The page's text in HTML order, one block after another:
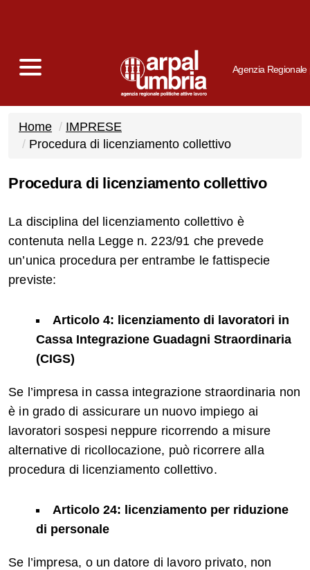
Agenzia Regionale
Home
IMPRESE
Procedura di licenziamento collettivo
Procedura di licenziamento collettivo
La disciplina del licenziamento collettivo è
contenuta nella Legge n. 223/91 che prevede
un’unica procedura per entrambe le fattispecie
previste:
Articolo 4: licenziamento di lavoratori in
Cassa Integrazione Guadagni Straordinaria
(CIGS)
Se l’impresa in cassa integrazione straordinaria non
è in grado di assicurare un nuovo impiego ai
lavoratori sospesi neppure ricorrendo a misure
alternative di ricollocazione, può ricorrere alla
procedura di licenziamento collettivo.
Articolo 24: licenziamento per riduzione
di personale
Se l’impresa, o un datore di lavoro privato, non